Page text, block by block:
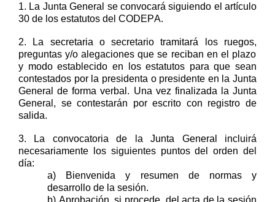
1. La Junta General se convocará siguiendo el artículo
30 de los estatutos del CODEPA.
2. La secretaria o secretario tramitará los ruegos,
preguntas y/o alegaciones que se reciban en el plazo
y modo establecido en los estatutos para que sean
contestados por la presidenta o presidente en la Junta
General de formaverbal . Una vez finalizada la Junta
General, secontestarán por escrito con registro de
salida.
3. La convocatoria de la Junta General incluirá
necesariamente los siguientes puntos del orden del
día:
a) Bienvenida y resumen de normas y
desarrollo de la sesión.
b) Aprobación , si procede, del acta de la sesión